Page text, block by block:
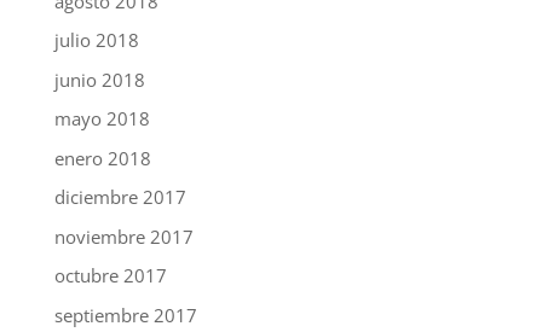
julio 2018
junio 2018
mayo 2018
enero 2018
diciembre 2017
noviembre 2017
octubre 2017
septiembre 2017